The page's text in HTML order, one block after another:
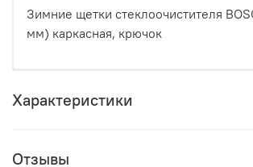
Зимние щетки стеклоочистителя
мм) каркасная, крючок
Характеристики
Отзывы